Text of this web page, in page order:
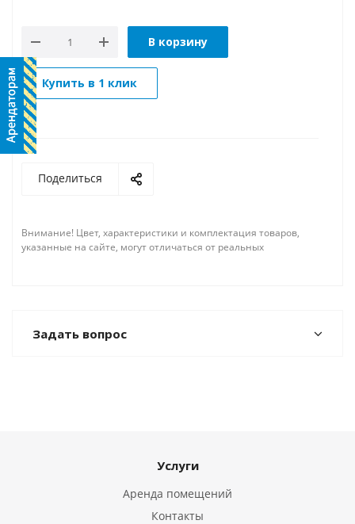
В корзину
Купить в 1 клик
Поделиться
Внимание! Цвет, характеристики и комплектация товаров,
указанные на сайте, могут отличаться от реальных
Задать вопрос
Услуги
Аренда помещений
Контакты